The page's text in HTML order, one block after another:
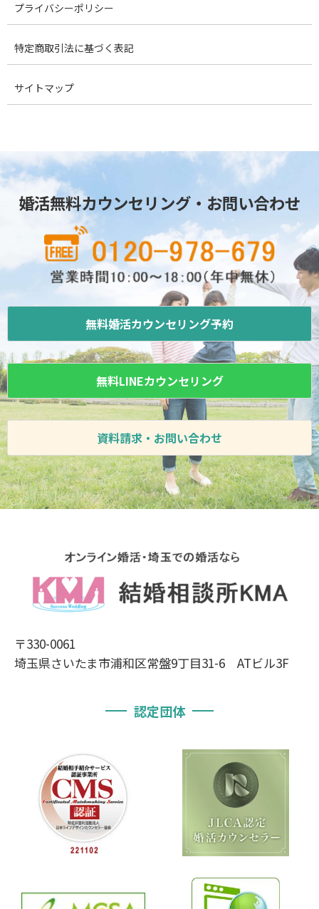
プライバシーポリシー
特定商取引法に基づく表記
サイトマップ
婚活無料カウンセリング・お問い合わせ
無料婚活カウンセリング予約
無料LINEカウンセリング
資料請求・お問い合わせ
〒330-0061
埼玉県さいたま市浦和区常盤9丁目31-6 ATビル3F
認定団体